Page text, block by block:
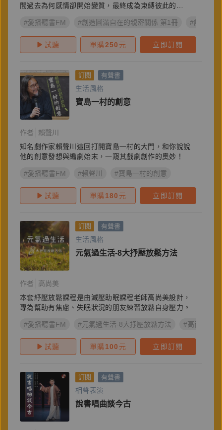
間過去為何感情卻開始變質，最終成為束縛彼此的
#愛播聽書FM
#創造圓滿自在的親密關係 第1冊 #許瑞云
試聽 單購250 元 立即訂閱
訂閱 有聲書
生活風格
寶島一村的創意
作者
賴聲川
知名劇作家賴聲川這回打開寶島一村的大門，和你說說
他的創意發想與編劇始末，一窺其戲劇創作的奧妙！
#愛播聽書FM #賴聲川 #寶島一村的創意
試聽 單購180 元 立即訂閱
訂閱 有聲書
生活風格
元氣過生活-8大抒壓放鬆方法
作者
高尚美
本套紓壓放鬆課程是由減壓助眠課程老師高尚美設計，
專為幫助有焦慮、失眠狀況的朋友練習放鬆自身壓力。
#愛播聽書FM #元氣過生活-8大抒壓放鬆方法 #高尚美
試聽 單購100 元 立即訂閱
訂閱 有聲書
相聲表演
說書唱曲談今古